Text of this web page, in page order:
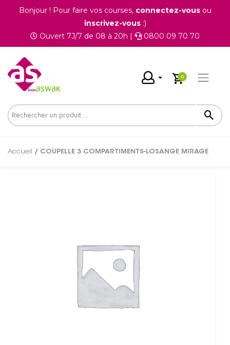
Bonjour ! Pour faire vos courses, connectez-vousou
inscrivez-vous:)
Ouvert 7J/7 de 08 à 20h |
0800 09 70 70
0
Accueil / COUPELLE 3 COMPARTIMENTS-LOSANGE MIRAGE